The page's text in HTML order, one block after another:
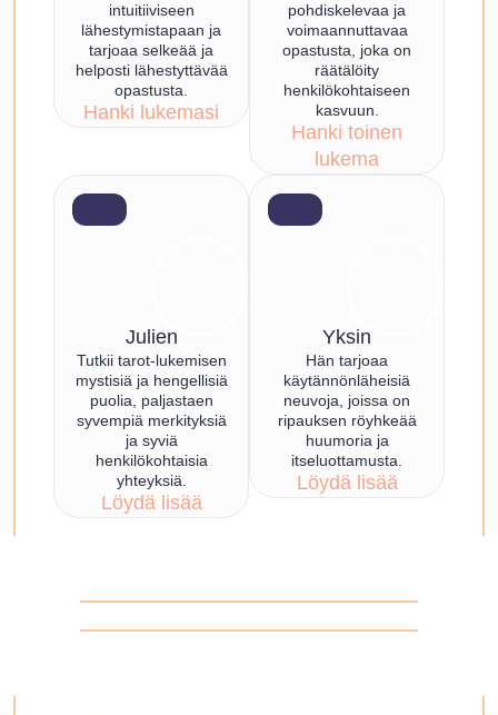
intuitiiviseen
lähestymistapaan ja
tarjoaa selkeää ja
helposti lähestyttävää
opastusta.
Hanki lukemasi
pohdiskelevaa ja
voimaannuttavaa
opastusta, joka on
räätälöity
henkilökohtaiseen
kasvuun.
Hanki toinen
lukema
Julien
Tutkii tarot-lukemisen
mystisiä ja hengellisiä
puolia, paljastaen
syvempiä merkityksiä
ja syviä
henkilökohtaisia
yhteyksiä.
Löydä lisää
Yksin
Hän tarjoaa
käytännönläheisiä
neuvoja, joissa on
ripauksen röyhkeää
huumoria ja
itseluottamusta.
Löydä lisää